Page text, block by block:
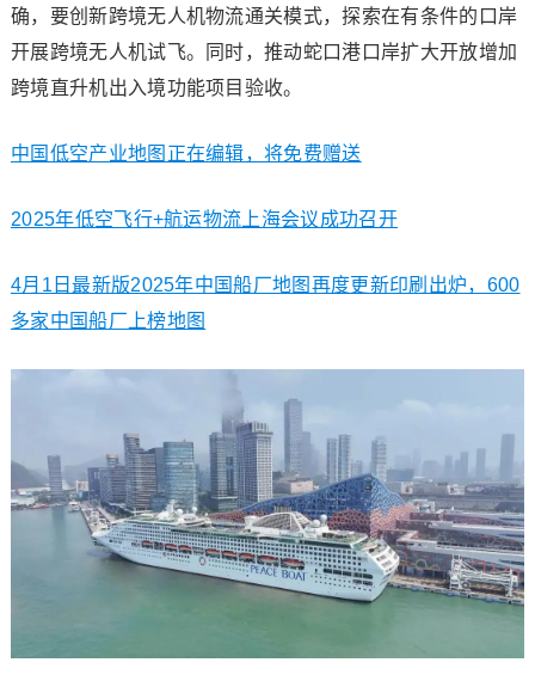
确，要创新跨境无人机物流通关模式，探索在有条件的口岸
开展跨境无人机试飞。同时，推动蛇口港口岸扩大开放增加
跨境直升机出入境功能项目验收。
中国低空产业地图正在编辑，将免费赠送
2025年低空飞行+航运物流上海会议成功召开
4月1日最新版2025年中国船厂地图再度更新印刷出炉，600
多家中国船厂上榜地图